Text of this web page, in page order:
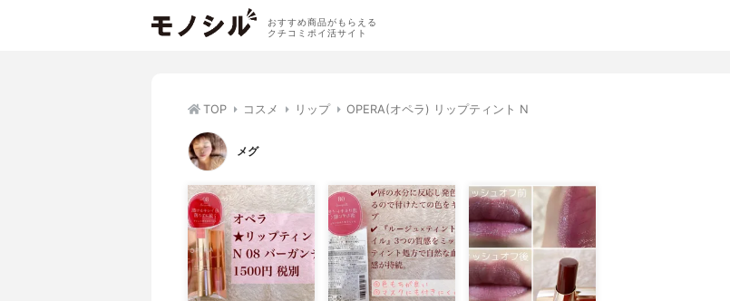
おすすめ商品がもらえる
クチコミポイ活サイト
TOP コスメ リップ OPERA(オペラ) リップティント N
メグ